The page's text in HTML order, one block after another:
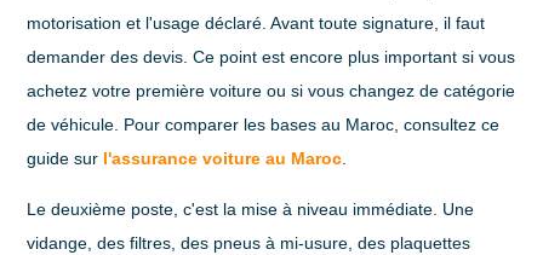
motorisation et l'usage déclaré. Avant toute signature, il faut
demander des devis. Ce point est encore plus important si vous
achetez votre première voiture ou si vous changez de catégorie
de véhicule. Pour comparer les bases au Maroc, consultez ce
guide sur l'assurance voiture au Maroc
Le deuxième poste, c'est la mise à niveau immédiate. Une
vidange, des filtres, des pneus à mi-usure, des plaquettes